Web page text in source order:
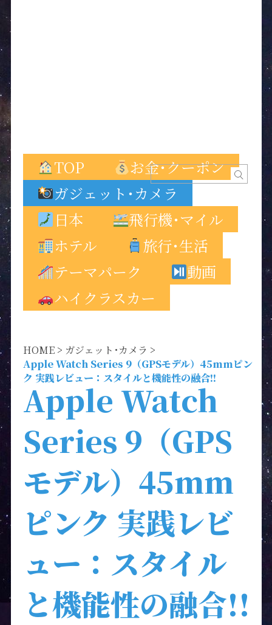
TOP
お金･クーポン
ガジェット･カメラ
日本
飛行機･マイル
ホテル
旅行･生活
テーマパーク
動画
ハイクラスカー
HOME> ガジェット･カメラ >
Apple Watch Series 9（GPSモデル）45mmピン
ク 実践レビュー：スタイルと機能性の融合!!
Apple Watch
Series 9（GPS
モデル）45mm
ピンク 実践レビ
ュー：スタイル
と機能性の融合!!